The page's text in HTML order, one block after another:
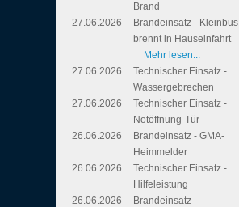
Brand
27.06.2026
Brandeinsatz - Kleinbus
brennt in Hauseinfahrt
Mehr lesen...
27.06.2026
Technischer Einsatz -
Wassergebrechen
27.06.2026
Technischer Einsatz -
Notöffnung-Tür
26.06.2026
Brandeinsatz - GMA-
Heimmelder
26.06.2026
Technischer Einsatz -
Hilfeleistung
26.06.2026
Brandeinsatz -